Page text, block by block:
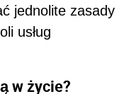
jednolite zasady
usług
w życie?